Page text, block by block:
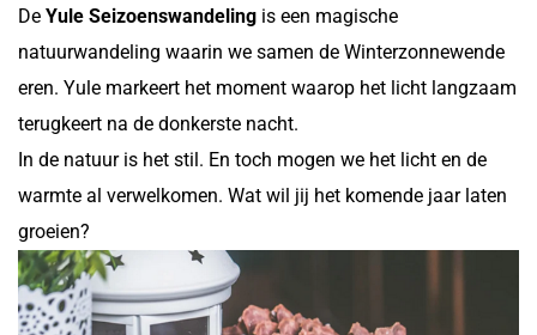
De Yule Seizoenswandeling is een magische
natuurwandeling waarin we samen de Winterzonnewende
eren. Yule markeert het moment waarop het licht langzaam
terugkeert na de donkerste nacht.
In de natuur is het stil. En toch mogen we het licht en de
warmte al verwelkomen. Wat wil jij het komende jaar laten
groeien?